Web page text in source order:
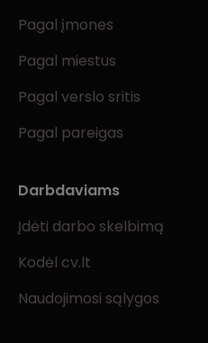
Pagal įmones
Pagal miestus
Pagal verslo sritis
Pagal pareigas
Darbdaviams
Įdėti darbo skelbimą
Kodėl cv.lt
Naudojimosi sąlygos